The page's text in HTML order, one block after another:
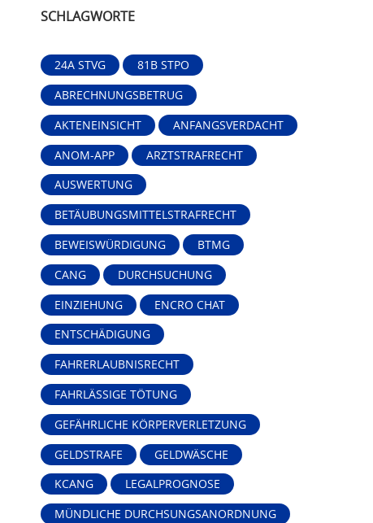
SCHLAGWORTE
24A STVG
81B STPO
ABRECHNUNGSBETRUG
AKTENEINSICHT
ANFANGSVERDACHT
ANOM-APP
ARZTSTRAFRECHT
AUSWERTUNG
BETÄUBUNGSMITTELSTRAFRECHT
BEWEISWÜRDIGUNG
BTMG
CANG
DURCHSUCHUNG
EINZIEHUNG
ENCRO CHAT
ENTSCHÄDIGUNG
FAHRERLAUBNISRECHT
FAHRLÄSSIGE TÖTUNG
GEFÄHRLICHE KÖRPERVERLETZUNG
GELDSTRAFE
GELDWÄSCHE
KCANG
LEGALPROGNOSE
MÜNDLICHE DURCHSUNGSANORDNUNG